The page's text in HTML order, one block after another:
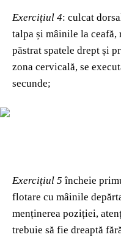
Exercițiul 4: culcat
talpa și mâinile la
păstrat spatele drept și
zona cervicală, se
secunde;
Exercițiul 5încheie
flotare cu mâinile
menținerea poziției,
trebuie să fie dreaptă